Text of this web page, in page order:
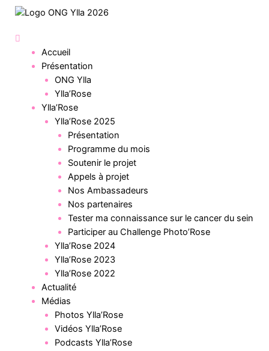
Accueil
Présentation
ONG Ylla
Ylla’Rose
Ylla’Rose
Ylla’Rose 2025
Présentation
Programme du mois
Soutenir le projet
Appels à projet
Nos Ambassadeurs
Nos partenaires
Tester ma connaissance sur le cancer du sein
Participer au Challenge Photo’Rose
Ylla’Rose 2024
Ylla’Rose 2023
Ylla’Rose 2022
Actualité
Médias
Photos Ylla’Rose
Vidéos Ylla’Rose
Podcasts Ylla’Rose